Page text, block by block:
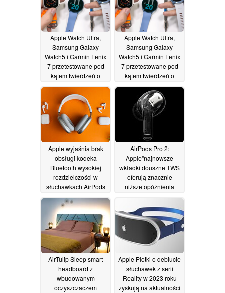
Apple Watch Ultra,
Samsung Galaxy
Watch5 i Garmin Fenix
7 przetestowane pod
kątem twierdzeń o
ochronie wyświetlacza
za pomocą szafiru
27/11/2022
Apple Watch Ultra,
Samsung Galaxy
Watch5 i Garmin Fenix
7 przetestowane pod
kątem twierdzeń o
ochronie wyświetlacza
za pomocą szafiru
27/11/2022
Apple wyjaśnia brak
obsługi kodeka
Bluetooth wysokiej
rozdzielczości w
słuchawkach AirPods
Max i AirPods Pro 2
25/11/2022
AirPods Pro 2:
Apple"najnowsze
wkładki douszne TWS
oferują znacznie
niższe opóźnienia
Bluetooth niż ich
poprzednicy24/11/2022
AirTulip Sleep smart
headboard z
wbudowanym
oczyszczaczem
Apple Plotki o debiucie
słuchawek z serii
Reality w 2023 roku
zyskują na aktualności